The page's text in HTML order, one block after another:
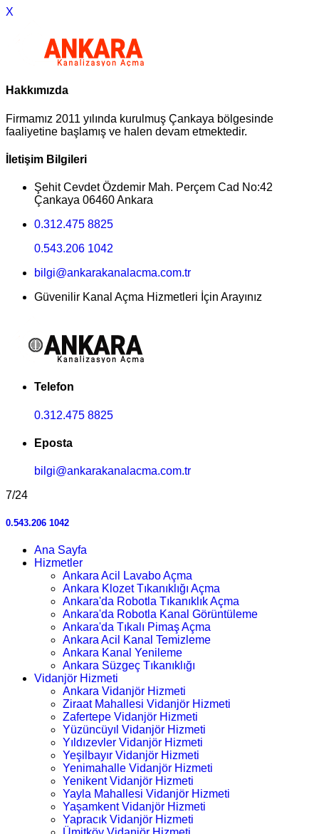
X
Hakkımızda
Firmamız 2011 yılında kurulmuş Çankaya bölgesinde
faaliyetine başlamış ve halen devam etmektedir.
İletişim Bilgileri
Şehit Cevdet Özdemir Mah. Perçem Cad No:42
Çankaya 06460 Ankara
0.312.475 8825
0.543.206 1042
bilgi@ankarakanalacma.com.tr
Güvenilir Kanal Açma Hizmetleri İçin Arayınız
Telefon
0.312.475 8825
Eposta
bilgi@ankarakanalacma.com.tr
7/24
0.543.206 1042
Ana Sayfa
Hizmetler
Ankara Acil Lavabo Açma
Ankara Klozet Tıkanıklığı Açma
Ankara'da Robotla Tıkanıklık Açma
Ankara'da Robotla Kanal Görüntüleme
Ankara'da Tıkalı Pimaş Açma
Ankara Acil Kanal Temizleme
Ankara Kanal Yenileme
Ankara Süzgeç Tıkanıklığı
Vidanjör Hizmeti
Ankara Vidanjör Hizmeti
Ziraat Mahallesi Vidanjör Hizmeti
Zafertepe Vidanjör Hizmeti
Yüzüncüyıl Vidanjör Hizmeti
Yıldızevler Vidanjör Hizmeti
Yeşilbayır Vidanjör Hizmeti
Yenimahalle Vidanjör Hizmeti
Yenikent Vidanjör Hizmeti
Yayla Mahallesi Vidanjör Hizmeti
Yaşamkent Vidanjör Hizmeti
Yapracık Vidanjör Hizmeti